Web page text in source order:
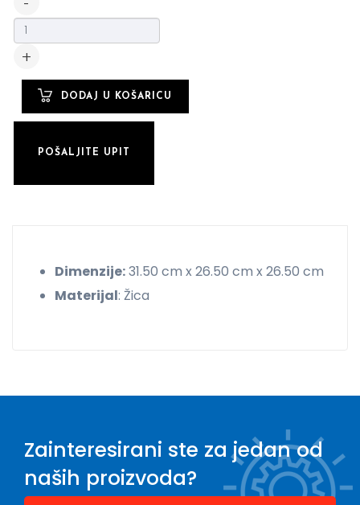
POŠALJITE UPIT
Dimenzije:31.50 cm x 26.50 cm x 26.50 cm
Materijal: Žica
Zainteresirani ste za jedan od
naših proizvoda?